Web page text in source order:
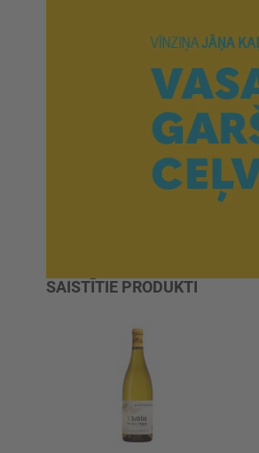
SAISTĪTIE PRODUKTI